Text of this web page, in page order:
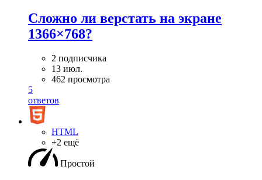
Сложно ли верстать на экране
1366×768?
2 подписчика
13 июл.
462 просмотра
5
ответов
HTML
+2 ещё
Простой